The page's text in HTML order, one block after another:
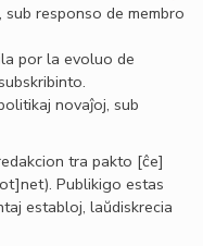
responso de membro
por la evoluo de
novaĵoj, sub
tra pakto [ĉe]
. Publikigo estas
establoj, laŭdiskrecia